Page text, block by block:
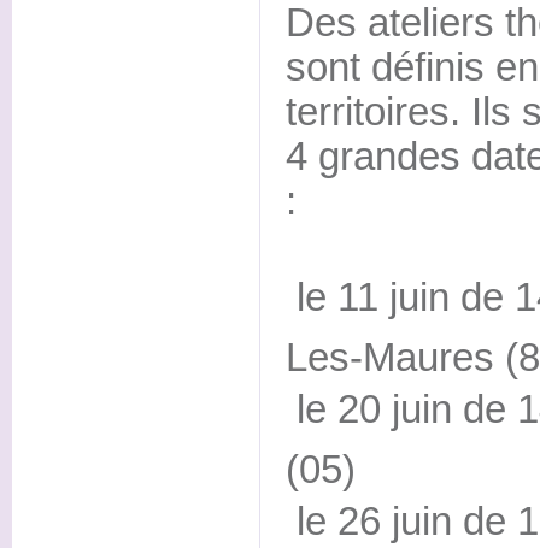
Des ateliers
sont définis
territoires. Ils
4 grandes
:
 le 11 juin
Les-Maures
 le 20 juin
(05)
 le 26 juin